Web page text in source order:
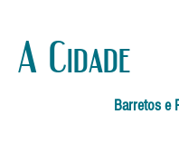
A Cidade
Barretos e